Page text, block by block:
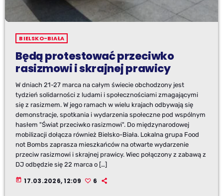
BIELSKO-BIAŁA
Będą protestować przeciwko
rasizmowi i skrajnej prawicy
W dniach 21-27 marca na całym świecie obchodzony jest
tydzień solidarności z ludami i społecznościami zmagającymi
się z rasizmem. W jego ramach w wielu krajach odbywają się
demonstracje, spotkania i wydarzenia społeczne pod wspólnym
hasłem "Świat przeciwko rasizmowi". Do międzynarodowej
mobilizacji dołącza również Bielsko-Biała. Lokalna grupa Food
not Bombs zaprasza mieszkańców na otwarte wydarzenie
przeciw rasizmowi i skrajnej prawicy. Wiec połączony z zabawą z
DJ odbędzie się 22 marca o […]
today 17.03.2026, 12:09 6